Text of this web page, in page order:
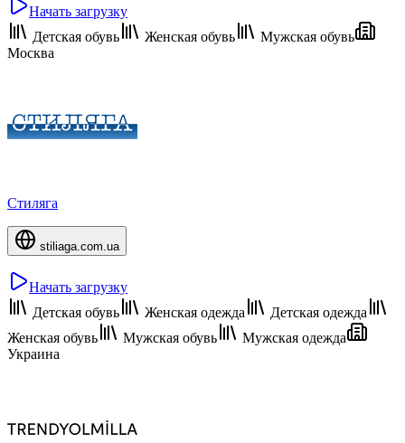
Начать загрузку
Детская обувь
Женская обувь
Мужская обувь
Москва
Стиляга
stiliaga.com.ua
Начать загрузку
Детская обувь
Женская одежда
Детская одежда
Женская обувь
Мужская обувь
Мужская одежда
Украина